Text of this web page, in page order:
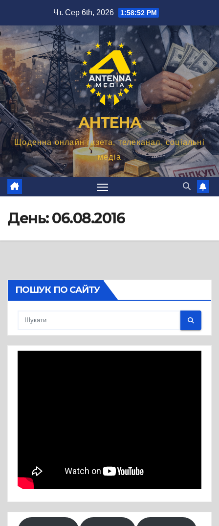
вмісту
Чт. Сер 6th, 2026 1:58:53 PM
АНТЕНА
Щоденна онлайн газета, телеканал, соціальні
медіа
День:06.08.2016
ПОШУК ПО САЙТУ